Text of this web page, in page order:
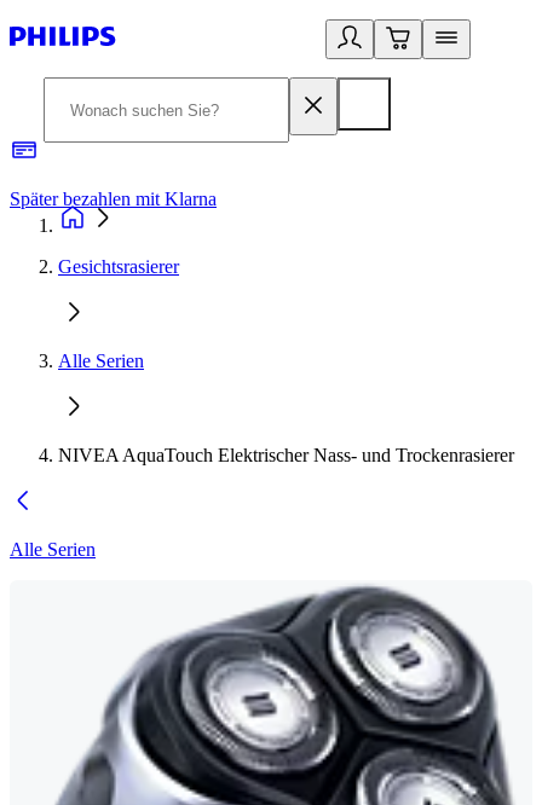
Später bezahlen mit Klarna
Gesichtsrasierer
Alle Serien
NIVEA AquaTouch Elektrischer Nass- und Trockenrasierer
Alle Serien